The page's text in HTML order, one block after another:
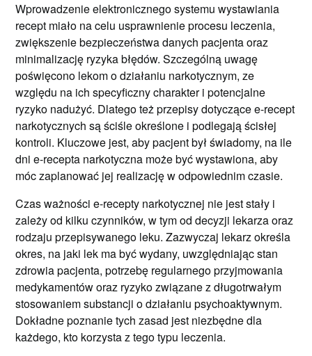
Wprowadzenie elektronicznego systemu wystawiania
recept miało na celu usprawnienie procesu leczenia,
zwiększenie bezpieczeństwa danych pacjenta oraz
minimalizację ryzyka błędów. Szczególną uwagę
poświęcono lekom o działaniu narkotycznym, ze
względu na ich specyficzny charakter i potencjalne
ryzyko nadużyć. Dlatego też przepisy dotyczące e-recept
narkotycznych są ściśle określone i podlegają ścisłej
kontroli. Kluczowe jest, aby pacjent był świadomy, na ile
dni e-recepta narkotyczna może być wystawiona, aby
móc zaplanować jej realizację w odpowiednim czasie.
Czas ważności e-recepty narkotycznej nie jest stały i
zależy od kilku czynników, w tym od decyzji lekarza oraz
rodzaju przepisywanego leku. Zazwyczaj lekarz określa
okres, na jaki lek ma być wydany, uwzględniając stan
zdrowia pacjenta, potrzebę regularnego przyjmowania
medykamentów oraz ryzyko związane z długotrwałym
stosowaniem substancji o działaniu psychoaktywnym.
Dokładne poznanie tych zasad jest niezbędne dla
każdego, kto korzysta z tego typu leczenia.